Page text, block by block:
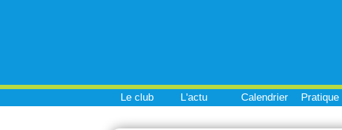
Le club L'actu Calendrier Pratique